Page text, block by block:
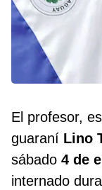
El profesor,
guaraní Lino
sábado 4 de
internado